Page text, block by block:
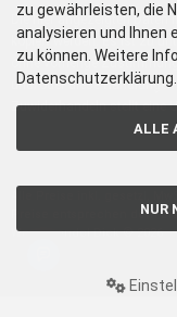
Die hier angezeigten
kopiert werden. Es ist zu
ohne vorherige
und/oder diese
Zuwiderhandeln stellt eine
Preise entsprechen dem
Warenhandel Dick © 2026
zu gewährleisten, die
analysieren und Ihnen
zu können. Weitere
Datenschutzerklärung.
ALLE
NUR